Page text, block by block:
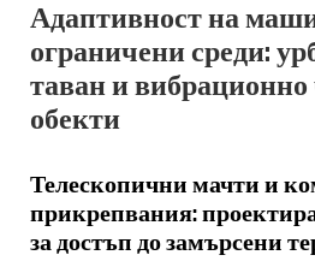
Адаптивност на
ограничени среди:
таван и
обекти
Телескопични мачти и
прикрепвания:
за достъп до замърсени